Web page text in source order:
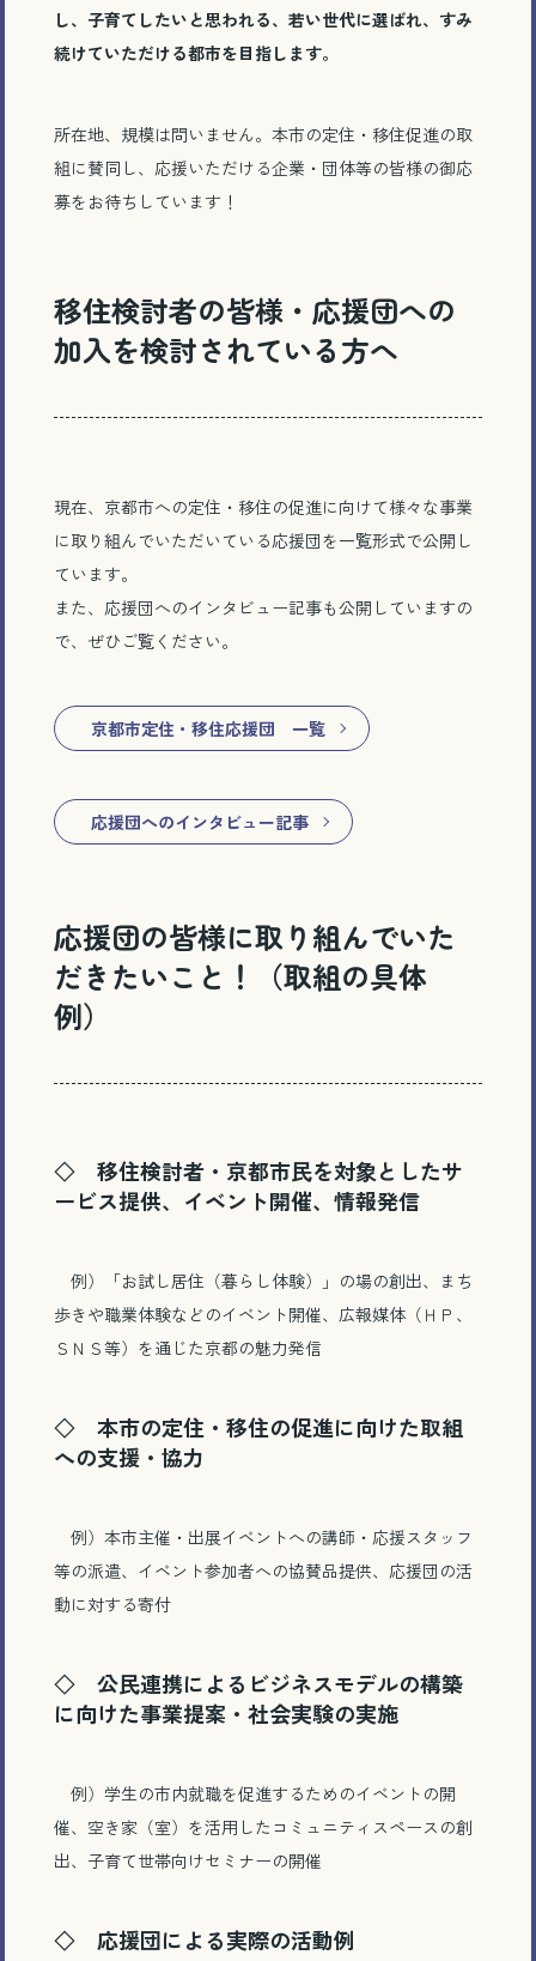
し、 子育てしたいと思われる、若い世代に選ばれ、すみ
続けていただける都市を目指します。
所在地、規模は問いません。本市の定住・移住促進の取
組に賛同し、応援いただける企業・団体等の皆様の御応
募をお待ちしています！
移住検討者の皆様・応援団への
加入を検討されている方へ
現在、京都市への定住・移住の促進に向けて様々な事業
に取り組んでいただいている応援団を一覧形式で公開し
ています。
また、応援団へのインタビュー記事も公開していますの
で、ぜひご覧ください。
京都市定住・移住応援団 一覧
応援団へのインタビュー記事
応援団の皆様に取り組んでいた
だきたいこと！（取組の具体
例）
◇移住検討者・京都市民を対象としたサ
ービス提供、イベント開催、情報発信
例）「お試し居住（暮らし体験）」の場の創出、まち
歩きや職業体験などのイベント開催、広報媒体（ＨＰ、
ＳＮＳ等）を通じた京都の魅力発信
◇本市の定住・移住の促進に向けた取組
への支援・協力
例）本市主催・出展イベントへの講師・応援スタッフ
等の派遣、イベント参加者への協賛品提供、応援団の活
動に対する寄付
◇公民連携によるビジネスモデルの構築
に向けた事業提案・社会実験の実施
例）学生の市内就職を促進するためのイベントの開
催、空き家（室）を活用したコミュニティスペースの創
出、子育て世帯向けセミナーの開催
◇応援団による実際の活動例